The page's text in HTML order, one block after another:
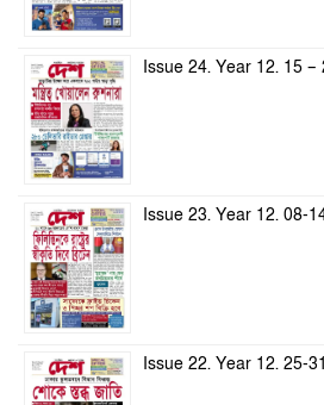
Issue 24. Year 12. 15
Issue 23. Year 12. 08-
Issue 22. Year 12. 25-